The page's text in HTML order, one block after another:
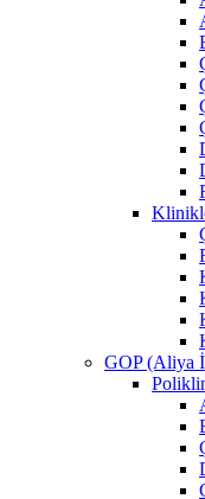
GOP (Aliya